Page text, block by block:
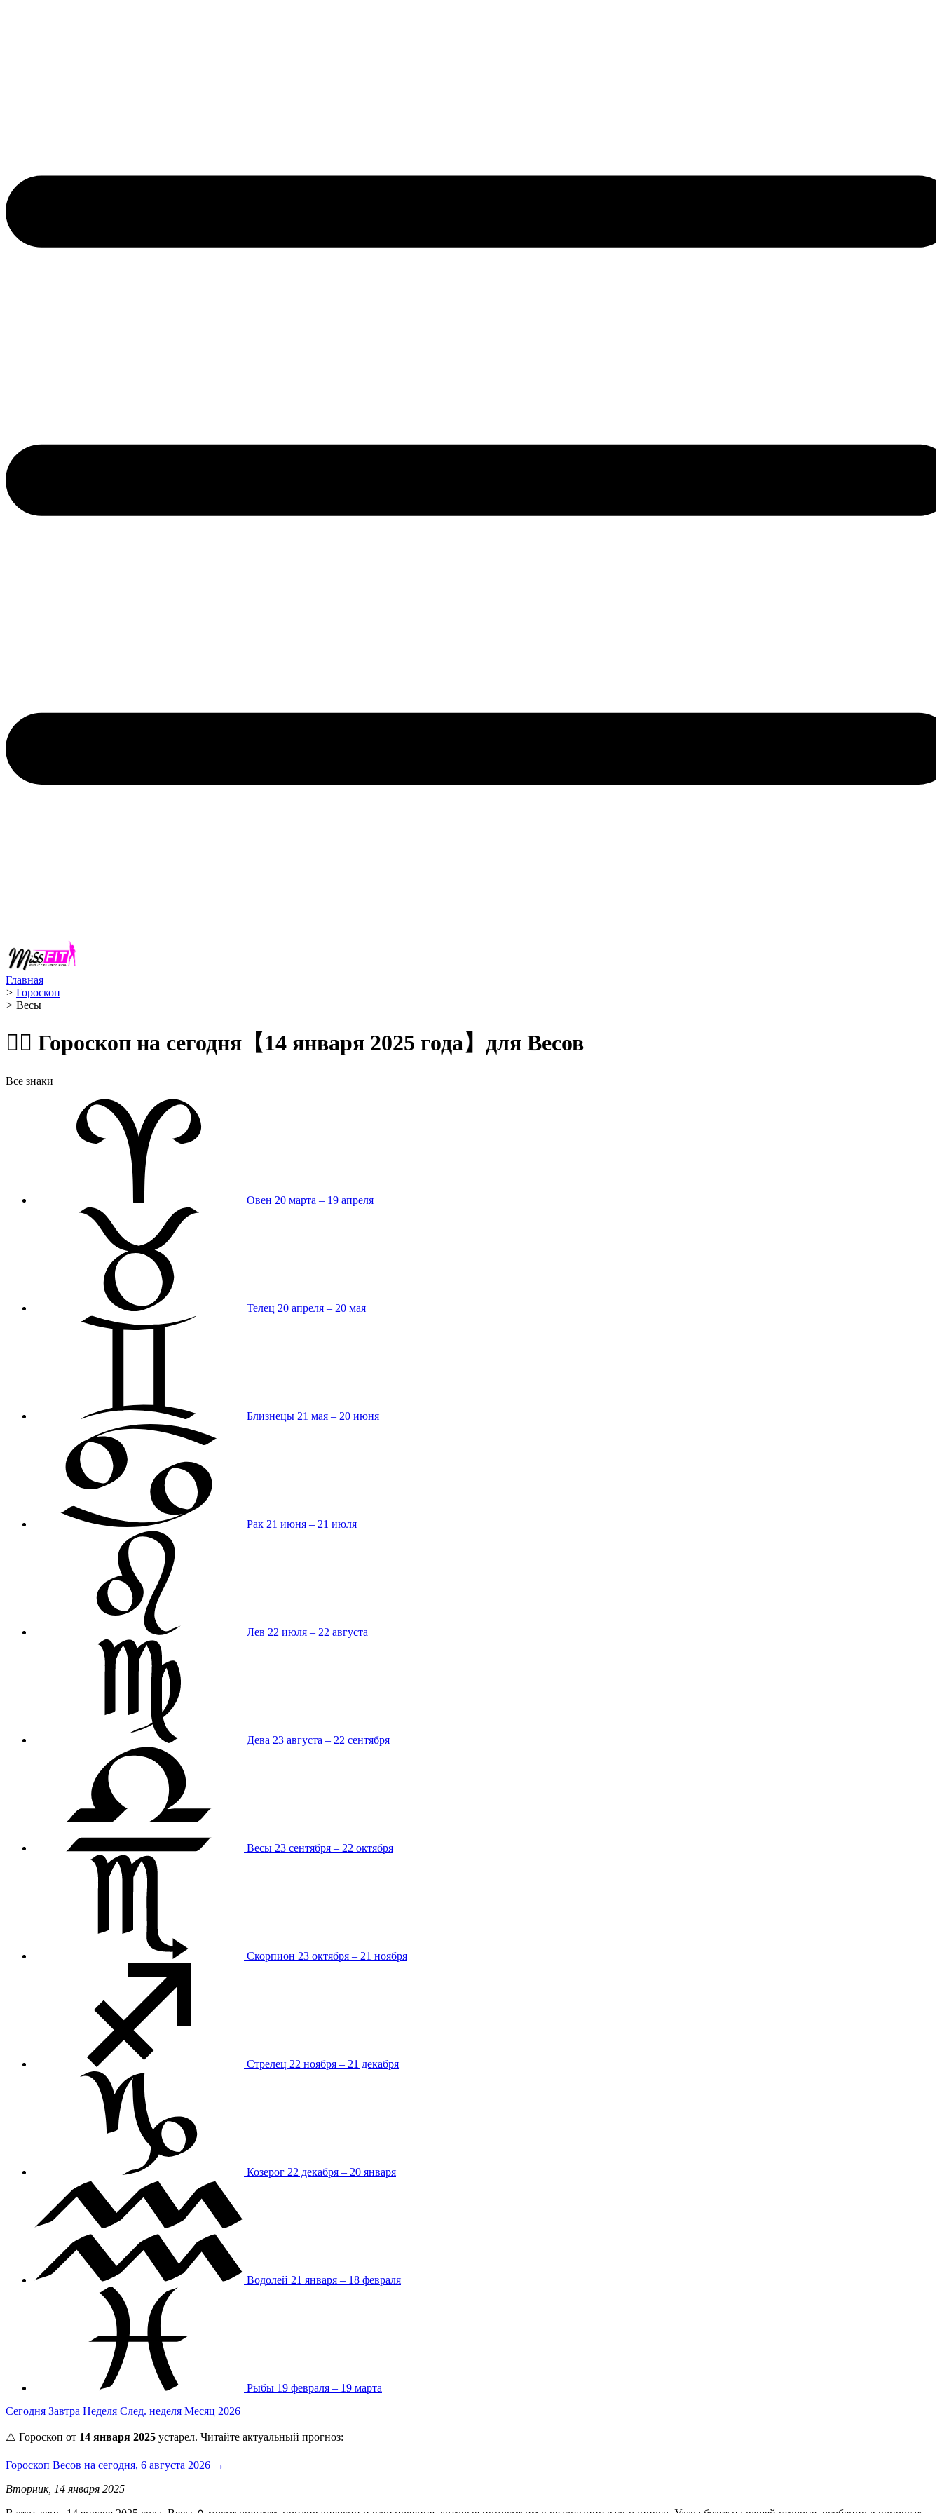
Главная
> Гороскоп
> Весы ️
🧙‍♀️ Гороскоп на сегодня【14 января 2025 года】для Весов
Все знаки
Овен 20 марта – 19 апреля
Телец 20 апреля – 20 мая
Близнецы 21 мая – 20 июня
Рак 21 июня – 21 июля
Лев 22 июля – 22 августа
Дева 23 августа – 22 сентября
Весы 23 сентября – 22 октября
Скорпион 23 октября – 21 ноября
Стрелец 22 ноября – 21 декабря
Козерог 22 декабря – 20 января
Водолей 21 января – 18 февраля
Рыбы 19 февраля – 19 марта
Сегодня Завтра Неделя След. неделя Месяц 2026
⚠️ Гороскоп от 14 января 2025 устарел. Читайте актуальный прогноз:
Гороскоп Весов на сегодня, 6 августа 2026 →
Вторник, 14 января 2025